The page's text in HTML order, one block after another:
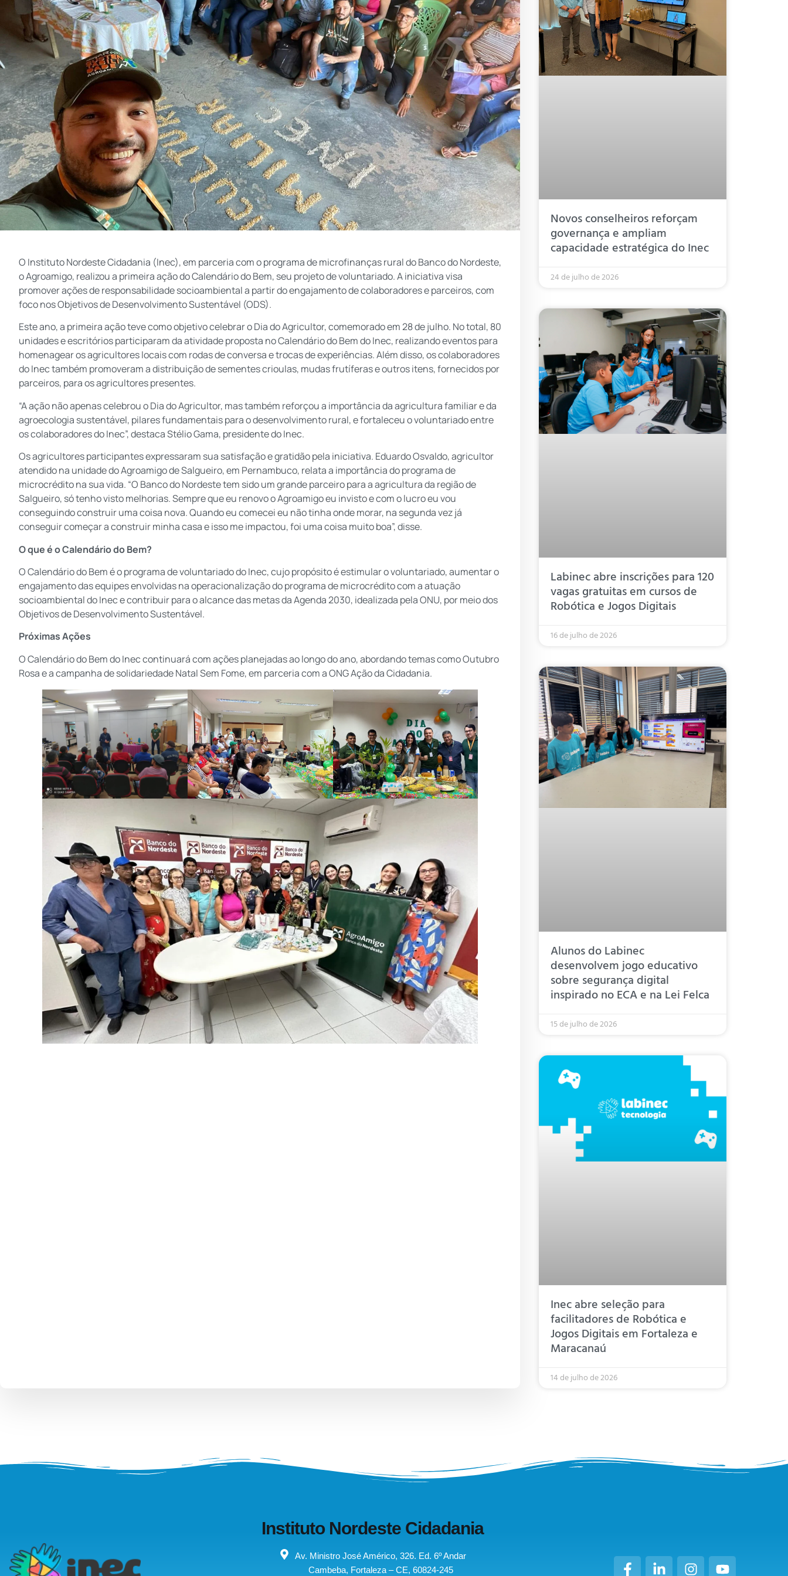
O Instituto Nordeste Cidadania (Inec), em parceria com o programa de microfinanças rural do Banco do Nordeste,
o Agroamigo, realizou a primeira ação do Calendário do Bem, seu projeto de voluntariado. A iniciativa visa
promover ações de responsabilidade socioambiental a partir do engajamento de colaboradores e parceiros, com
foco nos Objetivos de Desenvolvimento Sustentável (ODS).
Este ano, a primeira ação teve como objetivo celebrar o Dia do Agricultor, comemorado em 28 de julho. No total, 80
unidades e escritórios participaram da atividade proposta no Calendário do Bem do Inec, realizando eventos para
homenagear os agricultores locais com rodas de conversa e trocas de experiências. Além disso, os colaboradores
do Inec também promoveram a distribuição de sementes crioulas, mudas frutíferas e outros itens, fornecidos por
parceiros, para os agricultores presentes.
“A ação não apenas celebrou o Dia do Agricultor, mas também reforçou a importância da agricultura familiar e da
agroecologia sustentável, pilares fundamentais para o desenvolvimento rural, e fortaleceu o voluntariado entre
os colaboradores do Inec”, destaca Stélio Gama, presidente do Inec.
Os agricultores participantes expressaram sua satisfação e gratidão pela iniciativa. Eduardo Osvaldo, agricultor
atendido na unidade do Agroamigo de Salgueiro, em Pernambuco, relata a importância do programa de
microcrédito na sua vida. “O Banco do Nordeste tem sido um grande parceiro para a agricultura da região de
Salgueiro, só tenho visto melhorias. Sempre que eu renovo o Agroamigo eu invisto e com o lucro eu vou
conseguindo construir uma coisa nova. Quando eu comecei eu não tinha onde morar, na segunda vez já
conseguir começar a construir minha casa e isso me impactou, foi uma coisa muito boa”, disse.
O que é o Calendário do Bem?
O Calendário do Bem é o programa de voluntariado do Inec, cujo propósito é estimular o voluntariado, aumentar o
engajamento das equipes envolvidas na operacionalização do programa de microcrédito com a atuação
socioambiental do Inec e contribuir para o alcance das metas da Agenda 2030, idealizada pela ONU, por meio dos
Objetivos de Desenvolvimento Sustentável.
Próximas Ações
O Calendário do Bem do Inec continuará com ações planejadas ao longo do ano, abordando temas como Outubro
Rosa e a campanha de solidariedade Natal Sem Fome, em parceria com a ONG Ação da Cidadania.
Novos conselheiros reforçam
governança e ampliam
capacidade estratégica do Inec
24 de julho de 2026
Labinec abre inscrições para 120
vagas gratuitas em cursos de
Robótica e Jogos Digitais
16 de julho de 2026
Alunos do Labinec
desenvolvem jogo educativo
sobre segurança digital
inspirado no ECA e na Lei Felca
15 de julho de 2026
Inec abre seleção para
facilitadores de Robótica e
Jogos Digitais em Fortaleza e
Maracanaú
14 de julho de 2026
Instituto Nordeste Cidadania
Av. Ministro José Américo, 326. Ed. 6º Andar
Cambeba, Fortaleza – CE, 60824-245